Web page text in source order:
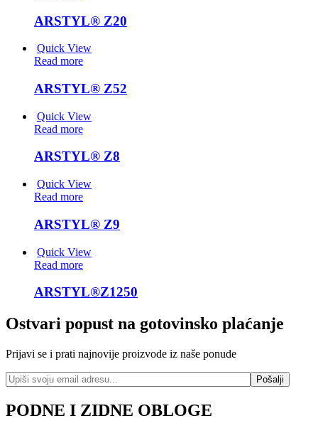
ARSTYL® Z20
Quick View
Read more
ARSTYL® Z52
Quick View
Read more
ARSTYL® Z8
Quick View
Read more
ARSTYL® Z9
Quick View
Read more
ARSTYL®Z1250
Ostvari popust na gotovinsko plaćanje
Prijavi se i prati najnovije proizvode iz naše ponude
PODNE I ZIDNE OBLOGE